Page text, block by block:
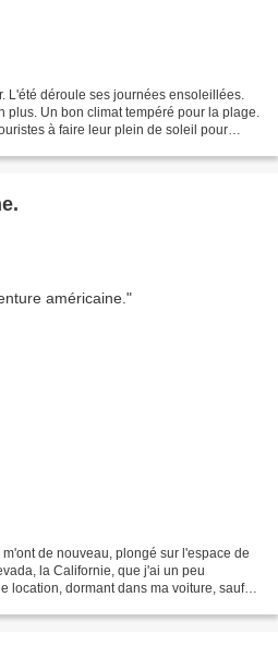
L'été déroule ses journées ensoleillées.
plus. Un bon climat tempéré pour la plage.
à faire leur plein de soleil pour
de nouveau, plongé sur l'espace de
la Californie, que j'ai un peu
location, dormant dans ma voiture, sauf